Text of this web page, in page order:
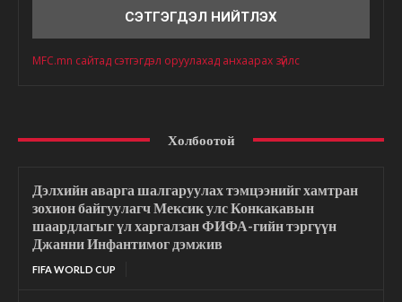
MFC.mn сайтад сэтгэгдэл оруулахад анхаарах зүйлс
Холбоотой
Дэлхийн аварга шалгаруулах тэмцээнийг хамтран
зохион байгуулагч Мексик улс Конкакавын
шаардлагыг үл харгалзан ФИФА-гийн тэргүүн
Джанни Инфантимог дэмжив
FIFA WORLD CUP